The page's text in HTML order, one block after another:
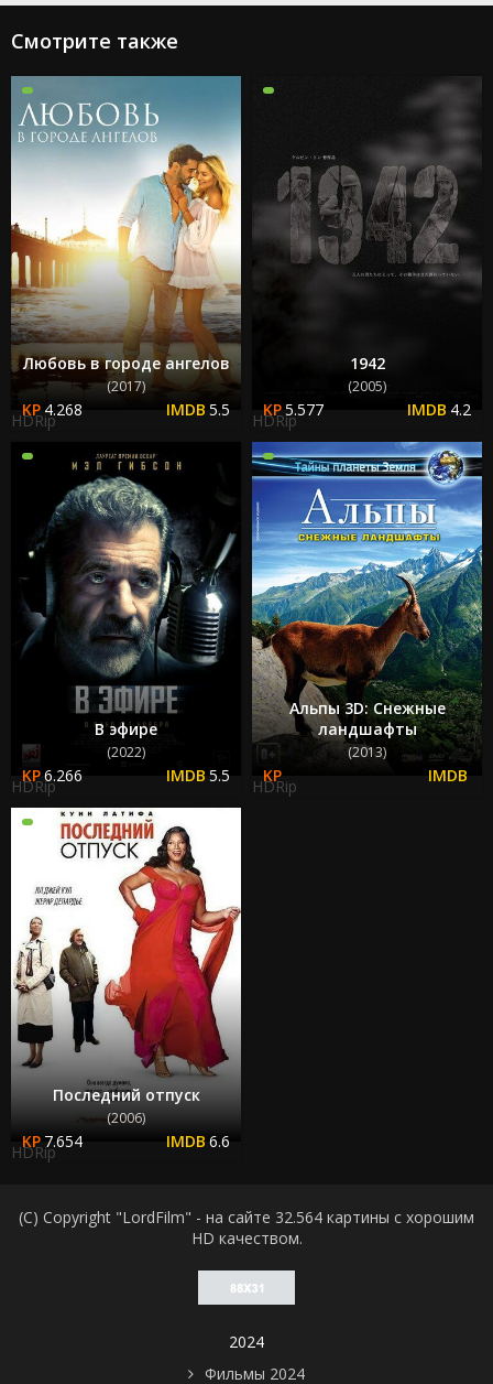
Смотрите также
Любовь в городе ангелов
(2017)
4.268 5.5
HDRip
1942
(2005)
5.577 4.2
HDRip
В эфире
(2022)
6.266 5.5
HDRip
Альпы 3D: Снежные
ландшафты
(2013)
HDRip
Последний отпуск
(2006)
7.654 6.6
HDRip
(C) Copyright "LordFilm" - на сайте 32.564 картины с хорошим
HD качеством.
2024
Фильмы 2024